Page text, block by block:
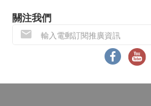
血肌酸酐
尿素
HK$1,100.0
上腹部超聲波 (肝、膽、脾、胰
利用超聲波來檢查肝、膽、胰
1,800.0
如有爭議，健康網購
限公司保留最後決定權。
關注我們